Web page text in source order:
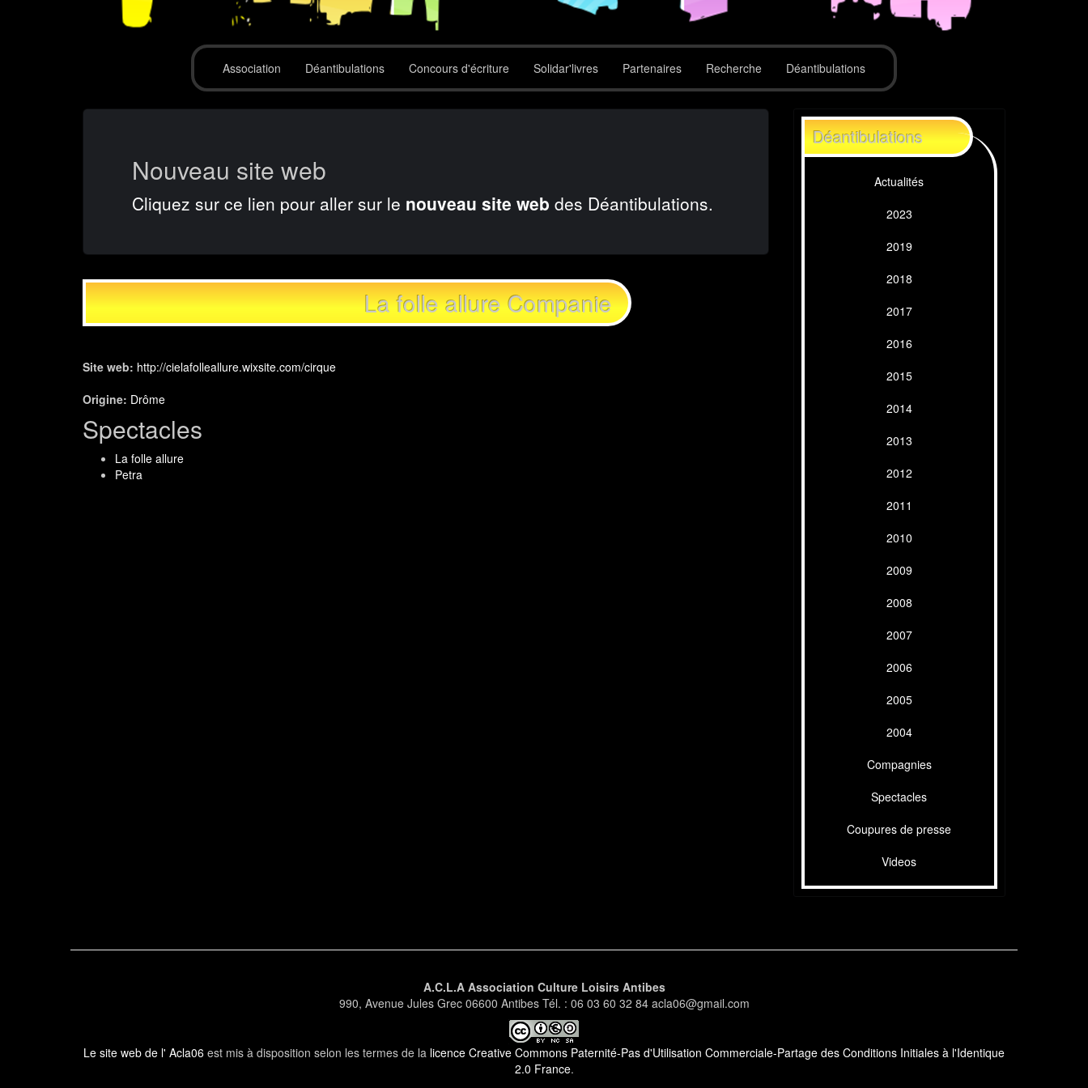
Association Déantibulations Concours d'écriture Solidar'livres Partenaires Recherche Déantibulations
Nouveau site web
Cliquez sur ce lien pour aller sur le nouveau site web des Déantibulations.
La folle allure Companie
Site web: http://cielafolleallure.wixsite.com/cirque
Origine: Drôme
Spectacles
La folle allure
Petra
Déantibulations
Actualités
2023
2019
2018
2017
2016
2015
2014
2013
2012
2011
2010
2009
2008
2007
2006
2005
2004
Compagnies
Spectacles
Coupures de presse
Videos
A.C.L.A Association Culture Loisirs Antibes
990, Avenue Jules Grec 06600 Antibes Tél. : 06 03 60 32 84 acla06@gmail.com
Le site web de l' Acla06 est mis à disposition selon les termes de la licence Creative Commons Paternité-Pas d'Utilisation Commerciale-Partage des Conditions Initiales à l'Identique
2.0 France.